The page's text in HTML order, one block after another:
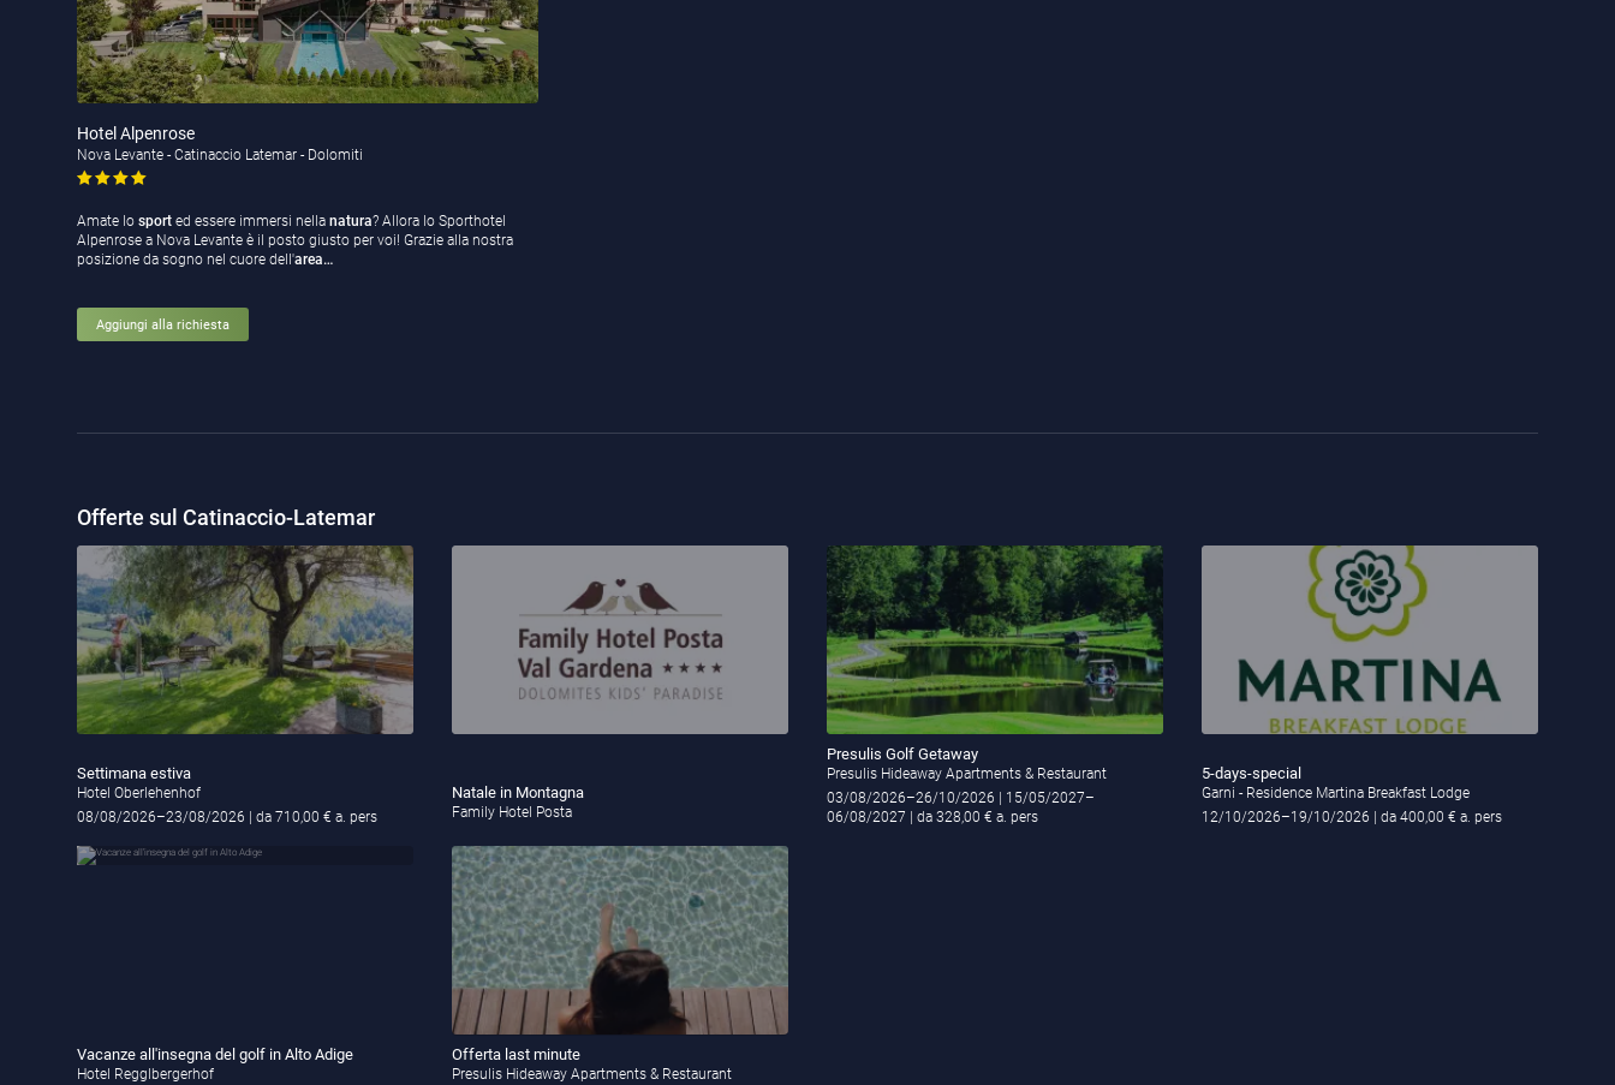
Hotel Alpenrose
Nova Levante - Catinaccio Latemar - Dolomiti
Amate lo sport ed essere immersi nella natura? Allora lo Sporthotel
Alpenrose a Nova Levante è il posto giusto per voi! Grazie alla nostra
posizione da sogno nel cuore dell'area…
Aggiungi alla richiesta
Offerte sul Catinaccio-Latemar
Settimana estiva
Hotel Oberlehenhof
08/08/2026–23/08/2026
| da 710,00 € a. pers
Natale in Montagna
Family Hotel Posta
Presulis Golf Getaway
Presulis Hideaway Apartments & Restaurant
03/08/2026–26/10/2026
| 15/05/2027–
06/08/2027
| da 328,00 € a. pers
5-days-special
Garni - Residence Martina Breakfast Lodge
12/10/2026–19/10/2026
| da 400,00 € a. pers
Vacanze all'insegna del golf in Alto Adige
Hotel Regglbergerhof
Offerta last minute
Presulis Hideaway Apartments & Restaurant